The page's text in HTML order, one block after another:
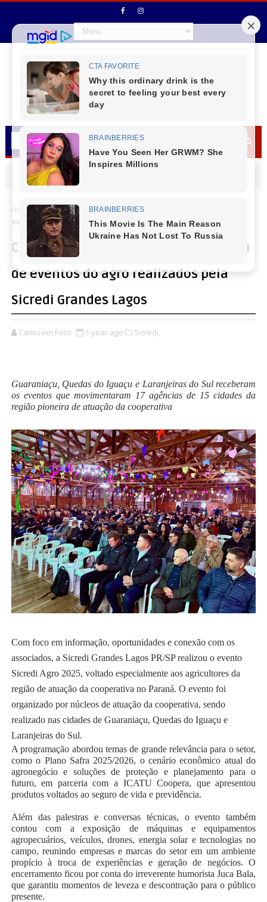
Home Sicredi
Cerca de 1000 agricultores participam de
eventos do agro realizados pela Sicredi Grandes Lagos
Cerca de 1000 agricultores participam
de eventos do agro realizados pela
Sicredi Grandes Lagos
Cantu em Foco 1 year ago Sicredi,
Guaraniaçu, Quedas do Iguaçu e Laranjeiras do Sul receberam
os eventos que movimentaram 17 agências de 15 cidades da
região pioneira de atuação da cooperativa
Com foco em informação, oportunidades e conexão com os
associados, a Sicredi Grandes Lagos PR/SP realizou o evento
Sicredi Agro 2025, voltado especialmente aos agricultores da
região de atuação da cooperativa no Paraná. O evento foi
organizado por núcleos de atuação da cooperativa, sendo
realizado nas cidades de Guaraniaçu, Quedas do Iguaçu e
Laranjeiras do Sul.
A programação abordou temas de grande relevância para o setor,
como o Plano Safra 2025/2026, o cenário econômico atual do
agronegócio e soluções de proteção e planejamento para o
futuro, em parceria com a ICATU Coopera, que apresentou
produtos voltados ao seguro de vida e previdência.
Além das palestras e conversas técnicas, o evento também
contou com a exposição de máquinas e equipamentos
agropecuários, veículos, drones, energia solar e tecnologias no
campo, reunindo empresas e marcas do setor em um ambiente
propício à troca de experiências e geração de negócios. O
encerramento ficou por conta do irreverente humorista Juca Bala,
que garantiu momentos de leveza e descontração para o público
presente.